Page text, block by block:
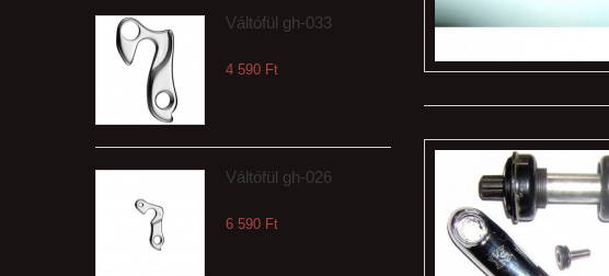
Váltófül gh-033
4 590 Ft‎
Váltófül gh-026
6 590 Ft‎